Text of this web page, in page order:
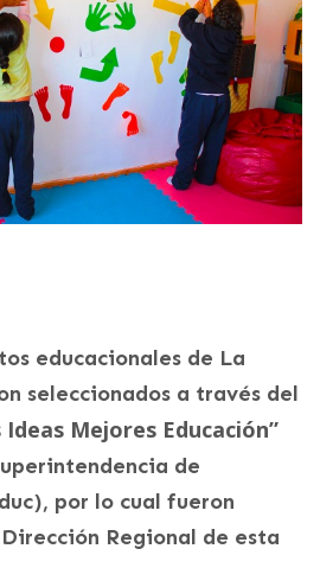
educacionales de La
seleccionados a través del
Ideas Mejores Educación”
de
por lo cual fueron
Regional de esta